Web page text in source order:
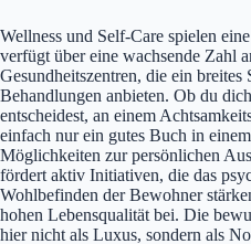
Wellness und Self-Care spielen
verfügt über eine wachsende Zahl
Gesundheitszentren, die ein
Behandlungen anbieten. Ob du
entscheidest, an einem
einfach nur ein gutes Buch in
Möglichkeiten zur persönlichen
fördert aktiv Initiativen, die das
Wohlbefinden der Bewohner
hohen Lebensqualität bei. Die
hier nicht als Luxus, sondern als